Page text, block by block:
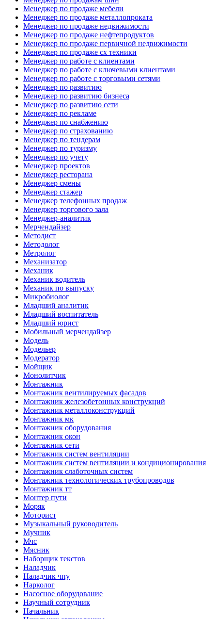
Менеджер по продаже мебели
Менеджер по продаже металлопроката
Менеджер по продаже недвижимости
Менеджер по продаже нефтепродуктов
Менеджер по продаже первичной недвижимости
Менеджер по продаже сх техники
Менеджер по работе с клиентами
Менеджер по работе с ключевыми клиентами
Менеджер по работе с торговыми сетями
Менеджер по развитию
Менеджер по развитию бизнеса
Менеджер по развитию сети
Менеджер по рекламе
Менеджер по снабжению
Менеджер по страхованию
Менеджер по тендерам
Менеджер по туризму
Менеджер по учету
Менеджер проектов
Менеджер ресторана
Менеджер смены
Менеджер стажер
Менеджер телефонных продаж
Менеджер торгового зала
Менеджер-аналитик
Мерчендайзер
Методист
Методолог
Метролог
Механизатор
Механик
Механик водитель
Механик по выпуску
Микробиолог
Младший аналитик
Младший воспитатель
Младший юрист
Мобильный мерчендайзер
Модель
Модельер
Модератор
Мойщик
Монолитчик
Монтажник
Монтажник вентилируемых фасадов
Монтажник железобетонных конструкций
Монтажник металлоконструкций
Монтажник мк
Монтажник оборудования
Монтажник окон
Монтажник сети
Монтажник систем вентиляции
Монтажник систем вентиляции и кондиционирования
Монтажник слаботочных систем
Монтажник технологических трубопроводов
Монтажник тт
Монтер пути
Моряк
Моторист
Музыкальный руководитель
Мучник
Мчс
Мясник
Наборщик текстов
Наладчик
Наладчик чпу
Нарколог
Насосное оборудование
Научный сотрудник
Начальник